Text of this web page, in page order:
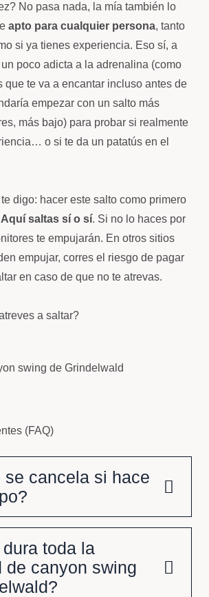
No pasa nada, la mía también lo
apto para cualquier persona, tanto
si ya tienes experiencia. Eso sí, a
poco adicta a la adrenalina (como
que te va a encantar incluso antes de
empezar con un salto más
más bajo) para probar si realmente
o si te da un patatús en el
digo: hacer este salto como primero
Aquí saltas sí o sí. Si no lo haces por
te empujarán. En otros sitios
empujar, corres el riesgo de pagar
en caso de que no te atrevas.
a saltar?
swing de Grindelwald
(FAQ)
se cancela si hace
toda la
de canyon swing